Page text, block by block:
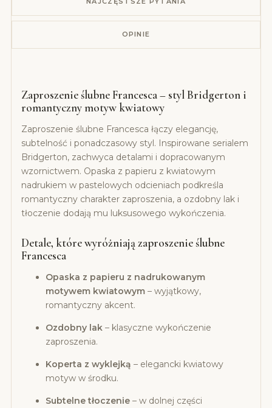
OPINIE
Zaproszenie ślubne Francesca – styl Bridgerton i
romantyczny motyw kwiatowy
Zaproszenie ślubne Francesca łączy elegancję,
subtelność i ponadczasowy styl. Inspirowane serialem
Bridgerton, zachwyca detalami i dopracowanym
wzornictwem. Opaska z papieru z kwiatowym
nadrukiem w pastelowych odcieniach podkreśla
romantyczny charakter zaproszenia, a ozdobny lak i
tłoczenie dodają mu luksusowego wykończenia.
Detale, które wyróżniają zaproszenie ślubne
Francesca
Opaska z papieru z nadrukowanym
motywem kwiatowym – wyjątkowy,
romantyczny akcent.
Ozdobny lak – klasyczne wykończenie
zaproszenia.
Koperta z wyklejką – elegancki kwiatowy
motyw w środku.
Subtelne tłoczenie – w dolnej części